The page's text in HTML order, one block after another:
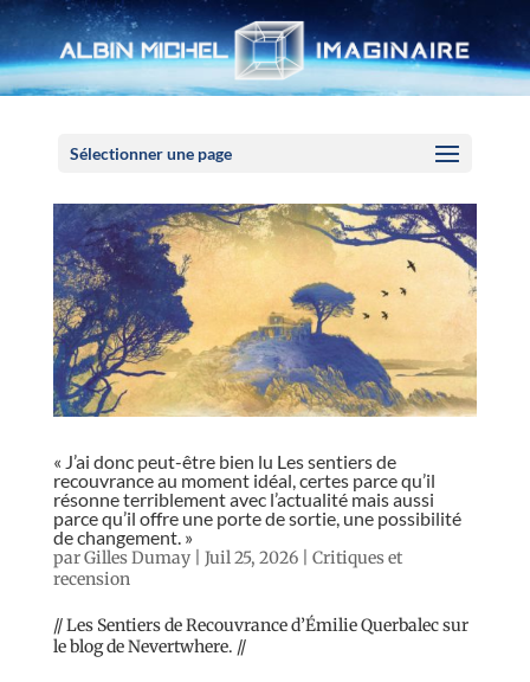
Sélectionner une page
« J’ai donc peut-être bien lu Les sentiers de
recouvrance au moment idéal, certes parce qu’il
résonne terriblement avec l’actualité mais aussi
parce qu’il offre une porte de sortie, une possibilité
de changement. »
parGilles Dumay| Juil 25, 2026| Critiques et
recension
// Les Sentiers de Recouvrance d’Émilie Querbalec sur
le blog de Nevertwhere. //
Panneau de gestion des cookies